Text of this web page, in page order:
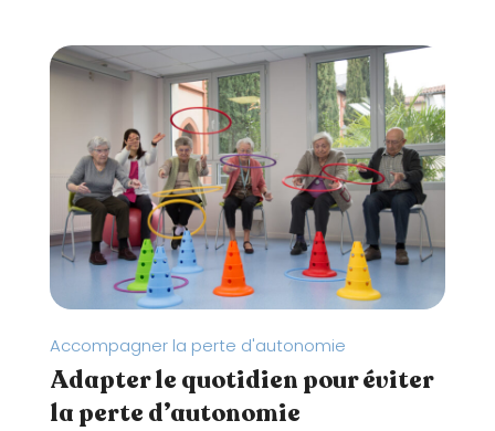
Accompagner la perte d'autonomie
Adapter le quotidien pour éviter
la perte d’autonomie